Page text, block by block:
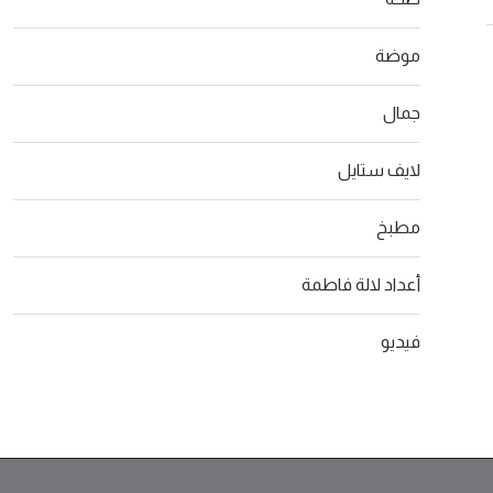
موضة
جمال
لايف ستايل
مطبخ
أعداد لالة فاطمة
فيديو